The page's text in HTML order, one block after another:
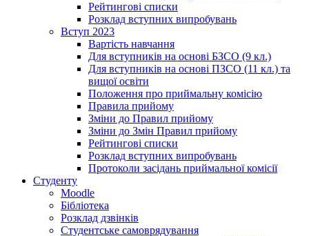
Рейтингові списки
Розклад вступних випробувань
Вступ 2023
Вартість навчання
Для вступників на основі БЗСО (9 кл.)
Для вступників на основі ПЗСО (11 кл.) та
вищої освіти
Положення про приймальну комісію
Правила прийому
Зміни до Правил прийому
Зміни до Змін Правил прийому
Рейтингові списки
Розклад вступних випробувань
Протоколи засідань приймальної комісії
Студенту
Moodle
Бібліотека
Розклад дзвінків
Студентське самоврядування